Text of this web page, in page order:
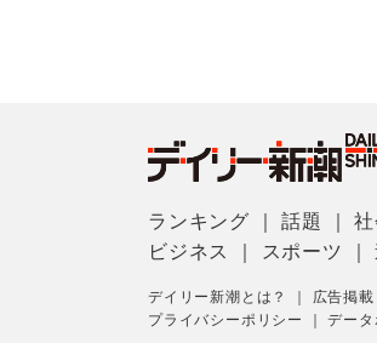
ランキング ｜話題 ｜
ビジネス
スポーツ ｜
デイリー新潮とは？ 広告掲載
プライバシーポリシー
｜データ